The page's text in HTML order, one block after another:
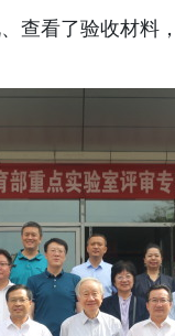
查看了验收材料